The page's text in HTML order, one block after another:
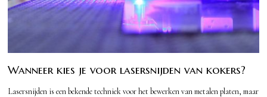
Wanneer kies je voor lasersnijden van kokers?
Lasersnijden is een bekende techniek voor het bewerken van metalen platen, maar